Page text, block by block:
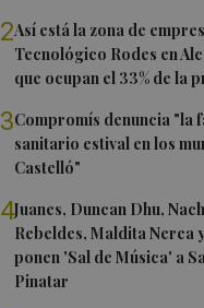
2Así está la zona de
Tecnológico Rodes en
que ocupan el 33% de la
3Compromís denuncia "la
sanitario estival en los
Castelló"
4Juanes, Duncan Dhu,
Rebeldes, Maldita Nerea
ponen 'Sal de Música' a
Pinatar